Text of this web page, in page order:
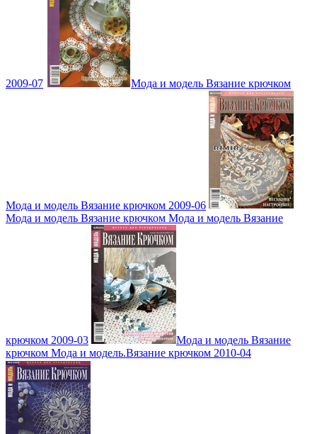
2009-07 Мода и модель Вязание крючком
Мода и модель Вязание крючком 2009-06
Мода и модель Вязание крючком Мода и модель Вязание
крючком 2009-03
Мода и модель Вязание
крючком Мода и модель.Вязание крючком 2010-04